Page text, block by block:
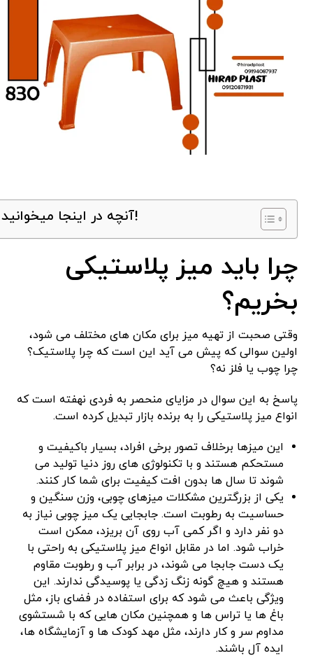
آنچه در اینجا میخوانید!
چرا باید میز پلاستیکی
بخریم؟
وقتی صحبت از تهیه میز برای مکان ‌های مختلف می‌ شود،
اولین سوالی که پیش می ‌آید این است که چرا پلاستیک؟
چرا چوب یا فلز نه؟
پاسخ به این سوال در مزایای منحصر به فردی نهفته است که
انواع میز پلاستیکی را به برنده بازار تبدیل کرده است.
این میزها برخلاف تصور برخی افراد، بسیار باکیفیت و
مستحکم هستند و با تکنولوژی‌ های روز دنیا تولید می
‌شوند تا سال ‌ها بدون افت کیفیت برای شما کار کنند.
یکی از بزرگترین مشکلات میزهای چوبی، وزن سنگین و
حساسیت به رطوبت است. جابجایی یک میز چوبی نیاز به
دو نفر دارد و اگر کمی آب روی آن بریزد، ممکن است
خراب شود. اما در مقابل انواع میز پلاستیکی به راحتی با
یک دست جابجا می‌ شوند، در برابر آب و رطوبت مقاوم
هستند و هیچ‌ گونه زنگ‌ زدگی یا پوسیدگی ندارند. این
ویژگی باعث می ‌شود که برای استفاده در فضای باز، مثل
باغ ‌ها یا تراس ‌ها و همچنین مکان ‌هایی که با شستشوی
مداوم سر و کار دارند، مثل مهد کودک‌ ها و آزمایشگاه ‌ها،
ایده‌ آل باشند.